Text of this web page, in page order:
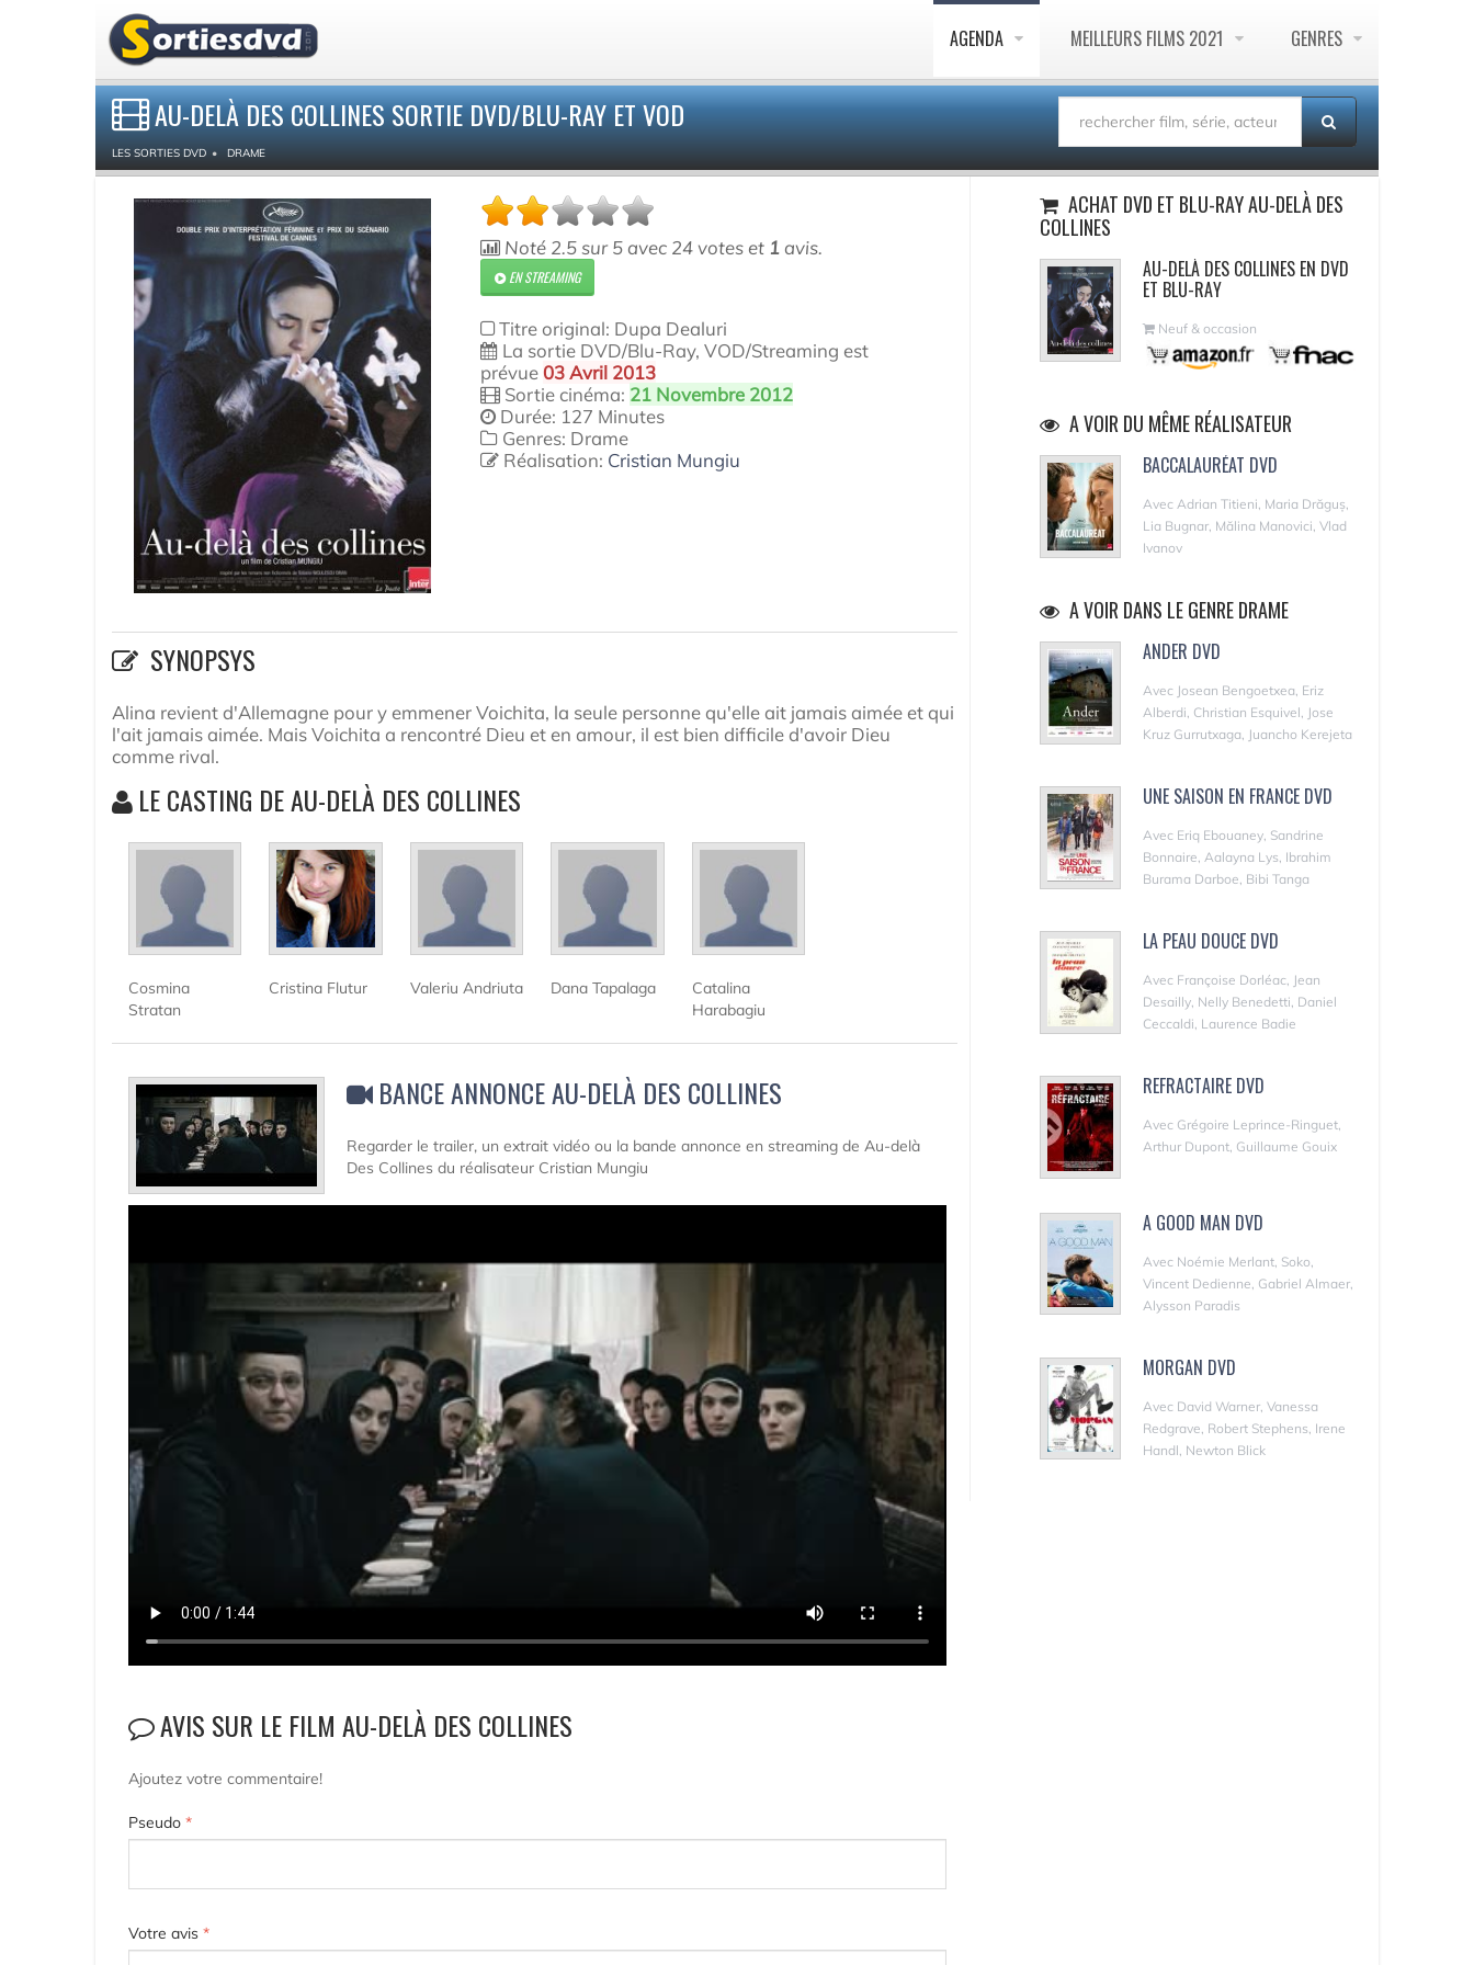
AGENDA MEILLEURS FILMS 2021 GENRES
AU-DELÀ DES COLLINES SORTIE DVD/BLU-RAY ET VOD
LES SORTIES DVD DRAME
Noté 2.5sur5 avec 24votes et 1 avis.
EN STREAMING
Titre original: Dupa Dealuri
La sortie DVD/Blu-Ray, VOD/Streaming est
prévue03 Avril 2013
Sortie cinéma: 21 Novembre 2012
Durée: 127 Minutes
Genres: Drame
Réalisation: Cristian Mungiu
SYNOPSYS
Alina revient d'Allemagne pour y emmener Voichita, la seule personne qu'elle ait jamais aimée et qui
l'ait jamais aimée. Mais Voichita a rencontré Dieu et en amour, il est bien difficile d'avoir Dieu
comme rival.
LE CASTING DE AU-DELÀ DES COLLINES
Cosmina
Stratan
Cristina Flutur Valeriu Andriuta Dana Tapalaga
Catalina
Harabagiu
BANCE ANNONCE AU-DELÀ DES COLLINES
Regarder le trailer, un extrait vidéo ou la bande annonce en streaming de Au-delà
Des Collines du réalisateur Cristian Mungiu
AVIS SUR LE FILM AU-DELÀ DES COLLINES
Ajoutez votre commentaire!
Pseudo *
Votre avis *
ACHAT DVD ET BLU-RAY AU-DELÀ DES
COLLINES
AU-DELÀ DES COLLINES EN DVD
ET BLU-RAY
Neuf & occasion
A VOIR DU MÊME RÉALISATEUR
BACCALAURÉAT DVD
Avec Adrian Titieni, Maria Drăguș,
Lia Bugnar, Mălina Manovici, Vlad
Ivanov
A VOIR DANS LE GENRE DRAME
ANDER DVD
Avec Josean Bengoetxea, Eriz
Alberdi, Christian Esquivel, Jose
Kruz Gurrutxaga, Juancho Kerejeta
UNE SAISON EN FRANCE DVD
Avec Eriq Ebouaney, Sandrine
Bonnaire, Aalayna Lys, Ibrahim
Burama Darboe, Bibi Tanga
LA PEAU DOUCE DVD
Avec Françoise Dorléac, Jean
Desailly, Nelly Benedetti, Daniel
Ceccaldi, Laurence Badie
REFRACTAIRE DVD
Avec Grégoire Leprince-Ringuet,
Arthur Dupont, Guillaume Gouix
A GOOD MAN DVD
Avec Noémie Merlant, Soko,
Vincent Dedienne, Gabriel Almaer,
Alysson Paradis
MORGAN DVD
Avec David Warner, Vanessa
Redgrave, Robert Stephens, Irene
Handl, Newton Blick